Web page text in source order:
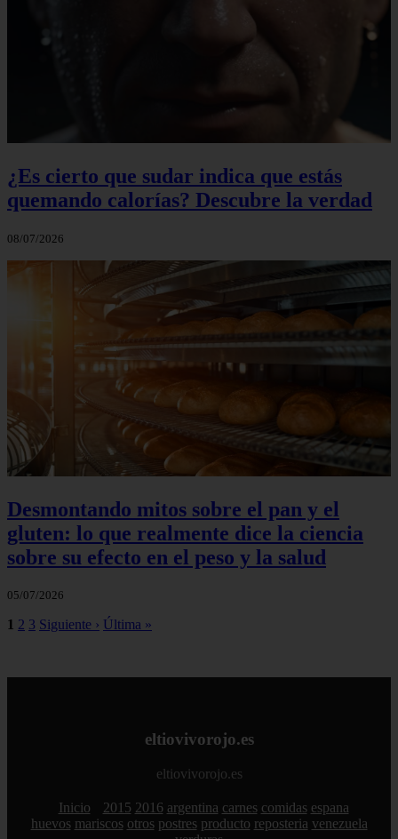
¿Es cierto que sudar indica que estás
quemando calorías? Descubre la verdad
08/07/2026
Desmontando mitos sobre el pan y el
gluten: lo que realmente dice la ciencia
sobre su efecto en el peso y la salud
05/07/2026
1 2 3 Siguiente › Última »
eltiovivorojo.es
eltiovivorojo.es
Inicio 2015 2016 argentina carnes comidas espana
huevos mariscos otros postres producto reposteria venezuela